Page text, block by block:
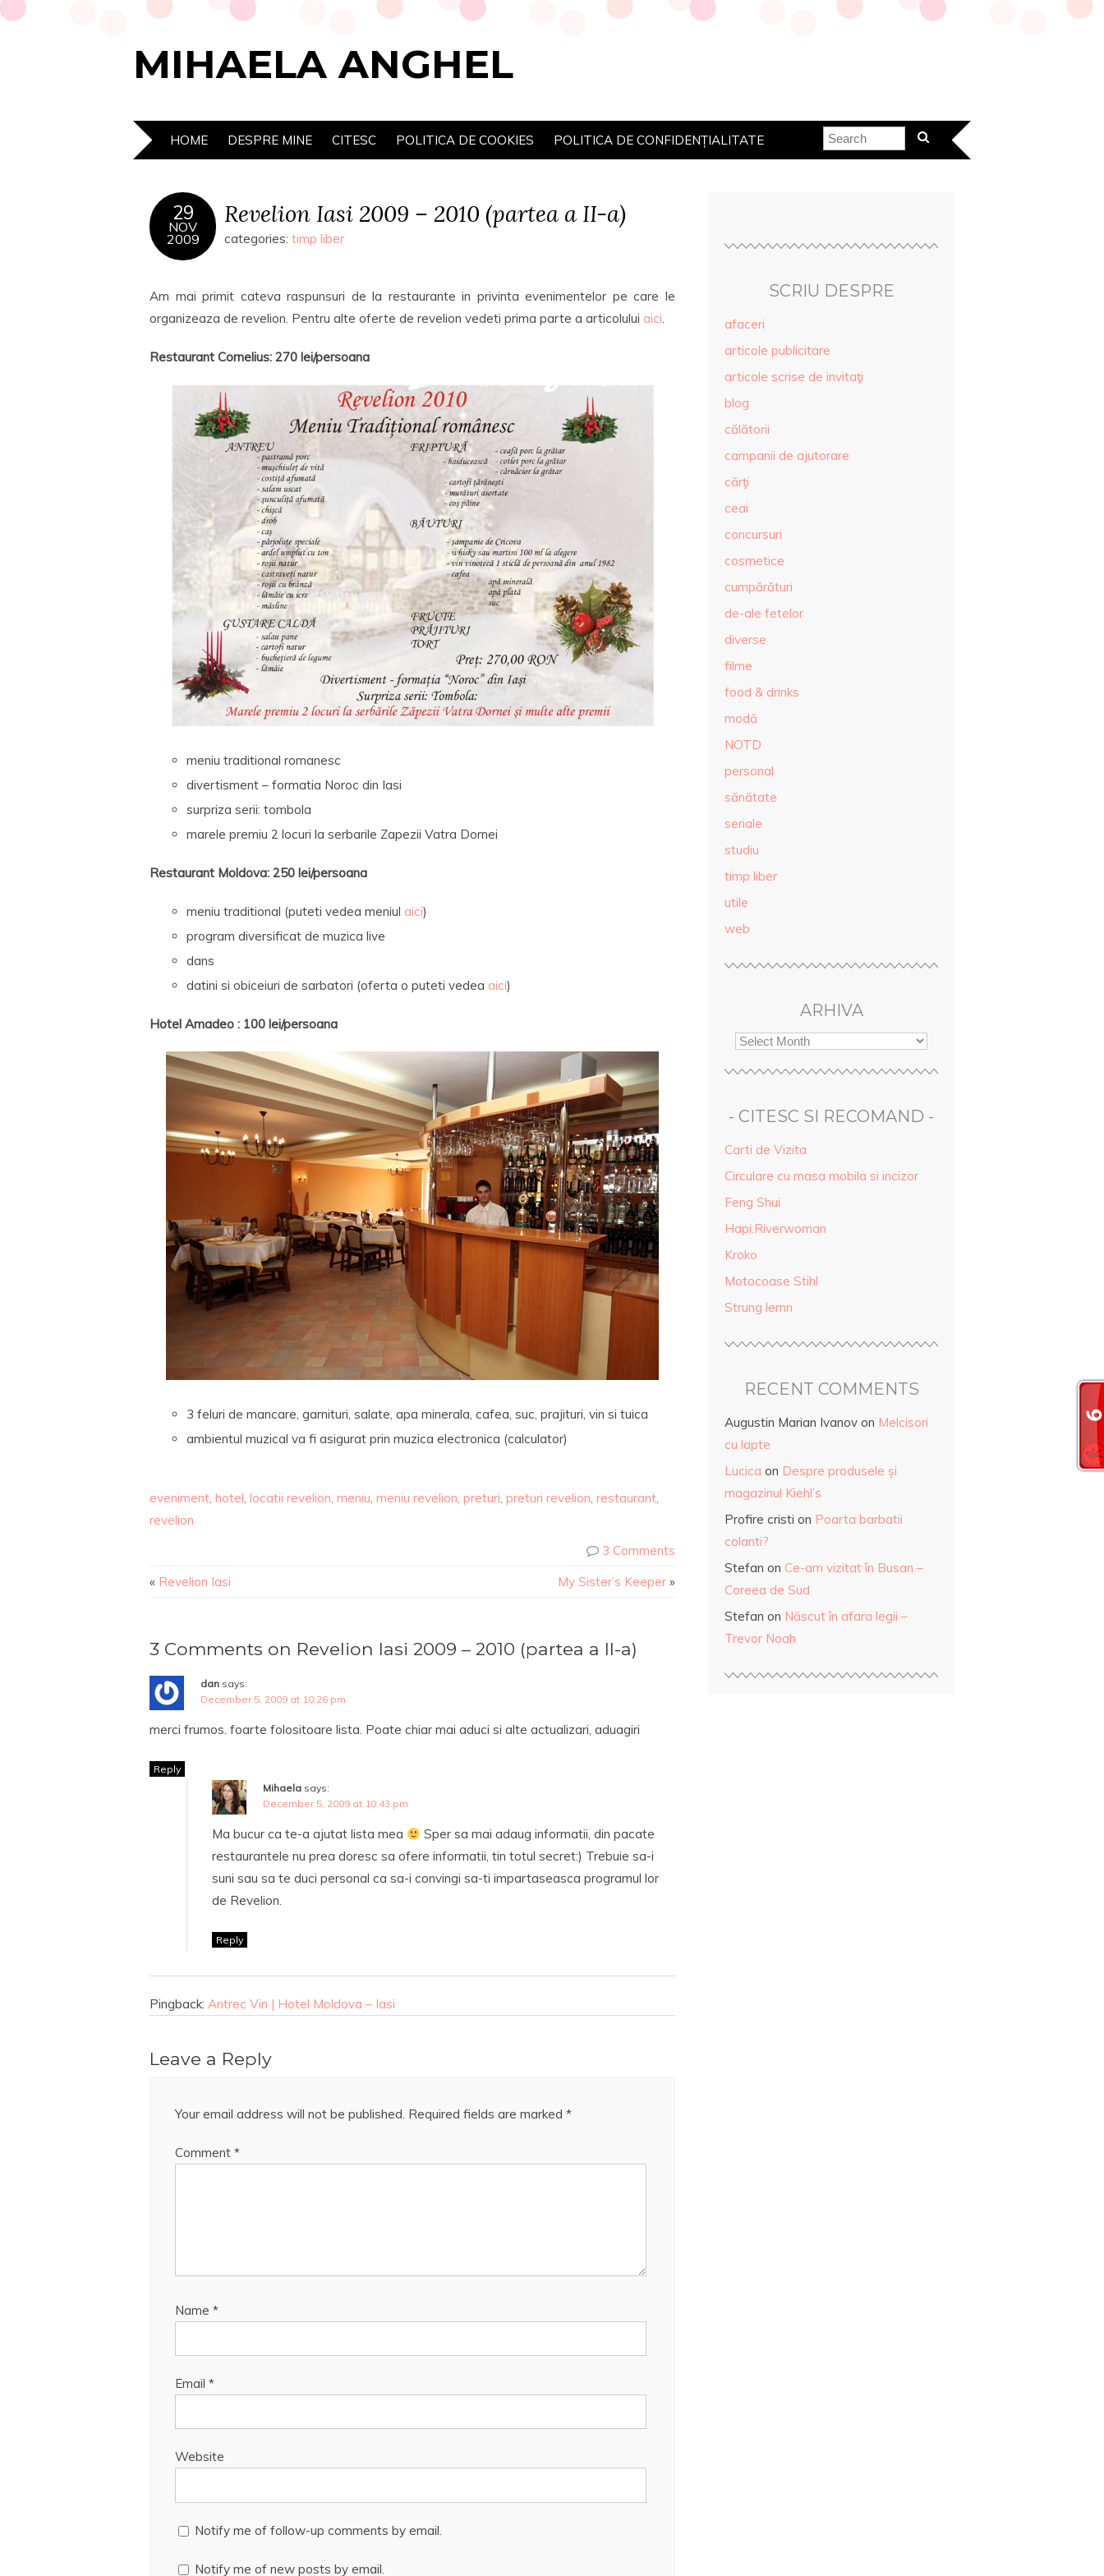
MIHAELA ANGHEL
HOME DESPRE MINE CITESC POLITICA DE COOKIES POLITICA DE CONFIDENȚIALITATE
29
NOV
2009
Revelion Iasi 2009 – 2010 (partea a II-a)
categories: timp liber
Am mai primit cateva raspunsuri de la restaurante in privinta evenimentelor pe care le
organizeaza de revelion. Pentru alte oferte de revelion vedeti prima parte a articolului aici.
Restaurant Cornelius: 270 lei/persoana
meniu traditional romanesc
divertisment – formatia Noroc din Iasi
surpriza serii: tombola
marele premiu 2 locuri la serbarile Zapezii Vatra Dornei
Restaurant Moldova: 250 lei/persoana
meniu traditional (puteti vedea meniul aici)
program diversificat de muzica live
dans
datini si obiceiuri de sarbatori (oferta o puteti vedea aici)
Hotel Amadeo : 100 lei/persoana
3 feluri de mancare, garnituri, salate, apa minerala, cafea, suc, prajituri, vin si tuica
ambientul muzical va fi asigurat prin muzica electronica (calculator)
eveniment, hotel, locatii revelion, meniu, meniu revelion, preturi, preturi revelion, restaurant,
revelion
3 Comments
« Revelion Iasi My Sister’s Keeper »
3 Comments on Revelion Iasi 2009 – 2010 (partea a II-a)
dan says:
December 5, 2009 at 10:26 pm
merci frumos. foarte folositoare lista. Poate chiar mai aduci si alte actualizari, aduagiri
Reply
Mihaela says:
December 5, 2009 at 10:43 pm
Ma bucur ca te-a ajutat lista mea
Sper sa mai adaug informatii, din pacate
restaurantele nu prea doresc sa ofere informatii, tin totul secret:) Trebuie sa-i
suni sau sa te duci personal ca sa-i convingi sa-ti impartaseasca programul lor
de Revelion.
Reply
Pingback: Antrec Vin | Hotel Moldova – Iasi
Leave a Reply
Your email address will not be published. Required fields are marked *
Comment *
Name *
Email *
Website
Notify me of follow-up comments by email.
Notify me of new posts by email.
SCRIU DESPRE
afaceri
articole publicitare
articole scrise de invitaţi
blog
călătorii
campanii de ajutorare
cărţi
ceai
concursuri
cosmetice
cumpărături
de-ale fetelor
diverse
filme
food & drinks
modă
NOTD
personal
sănătate
seriale
studiu
timp liber
utile
web
ARHIVA
- CITESC SI RECOMAND -
Carti de Vizita
Circulare cu masa mobila si incizor
Feng Shui
Hapi.Riverwoman
Kroko
Motocoase Stihl
Strung lemn
RECENT COMMENTS
Augustin Marian Ivanov on Melcisori
cu lapte
Lucica on Despre produsele și
magazinul Kiehl’s
Profire cristi on Poarta barbatii
colanti?
Stefan on Ce-am vizitat în Busan –
Coreea de Sud
Stefan on Născut în afara legii –
Trevor Noah